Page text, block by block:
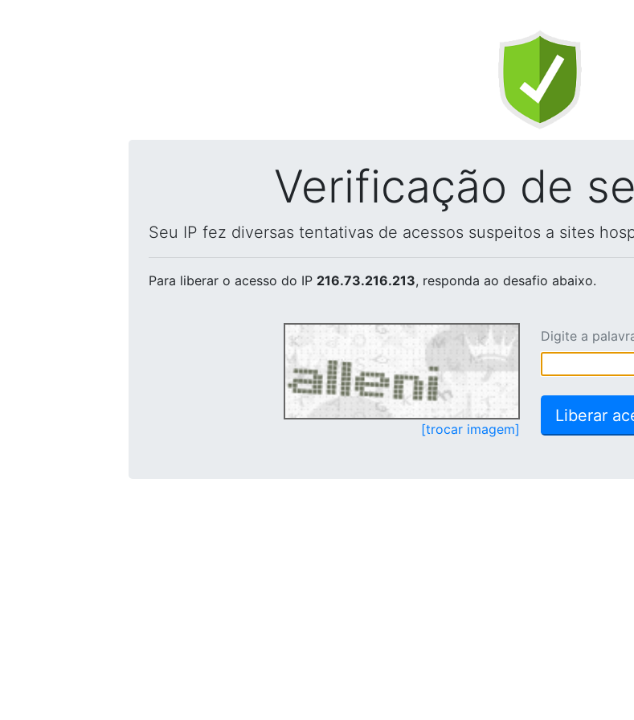
Verificação de
Seu IP fez diversas tentativas de acessos suspeitos a sites
Para liberar o acesso do IP 216.73.216.213, responda ao desafio abaixo.
[trocar imagem]
Digite a